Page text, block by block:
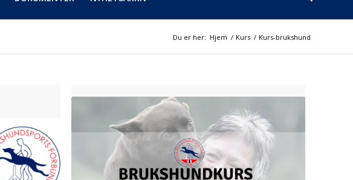
Du er her: Hjem / Kurs / Kurs-brukshund